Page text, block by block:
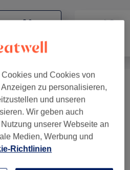
ab 15 €
ab 5 €
ab 5 €
und Cookies von
zu personalisieren,
und unseren
Wir geben auch
unserer Webseite an
Medien, Werbung und
Richtlinien